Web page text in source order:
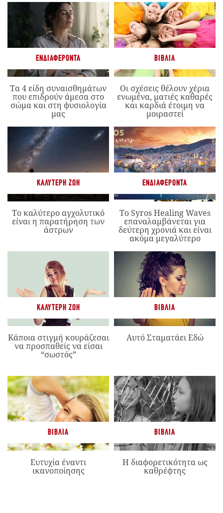
ΕΝΔΙΑΦΈΡΟΝΤΑ
Τα 4 είδη συναισθημάτων
που επιδρούν άμεσα στο
σώμα και στη φυσιολογία
μας
ΒΙΒΛΊΑ
Οι σχέσεις θέλουν χέρια
ενωμένα, ματιές καθαρές
και καρδιά έτοιμη να
μοιραστεί
ΚΑΛΎΤΕΡΗ ΖΩΉ
Το καλύτερο αγχολυτικό
είναι η παρατήρηση των
άστρων
ΕΝΔΙΑΦΈΡΟΝΤΑ
Το Syros Healing Waves
επαναλαμβάνεται για
δεύτερη χρονιά και είναι
ακόμα μεγαλύτερο
ΚΑΛΎΤΕΡΗ ΖΩΉ
Κάποια στιγμή κουράζεσαι
να προσπαθείς να είσαι
“σωστός”
ΒΙΒΛΊΑ
Αυτό Σταματάει Εδώ
ΒΙΒΛΊΑ
Ευτυχία έναντι
ικανοποίησης
ΒΙΒΛΊΑ
Η διαφορετικότητα ως
καθρέφτης